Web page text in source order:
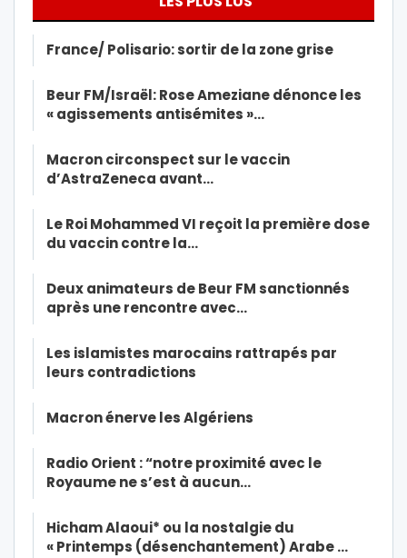
France/ Polisario: sortir de la zone grise
Beur FM/Israël: Rose Ameziane dénonce les
« agissements antisémites »…
Macron circonspect sur le vaccin
d’AstraZeneca avant…
Le Roi Mohammed VI reçoit la première dose
du vaccin contre la…
Deux animateurs de Beur FM sanctionnés
après une rencontre avec…
Les islamistes marocains rattrapés par
leurs contradictions
Macron énerve les Algériens
Radio Orient : “notre proximité avec le
Royaume ne s’est à aucun…
Hicham Alaoui* ou la nostalgie du
« Printemps (désenchantement) Arabe …